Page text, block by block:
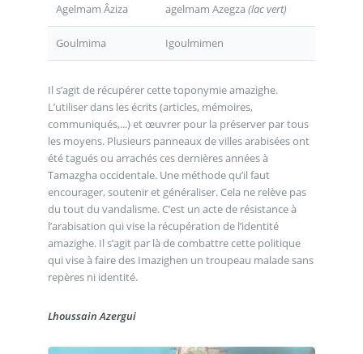
Agelmam Âziza agelmam Azegza (lac vert)
Goulmima Igoulmimen
Il s’agit de récupérer cette toponymie amazighe.
L’utiliser dans les écrits (articles, mémoires,
communiqués,...) et œuvrer pour la préserver par tous
les moyens. Plusieurs panneaux de villes arabisées ont
été tagués ou arrachés ces dernières années à
Tamazgha occidentale. Une méthode qu’il faut
encourager, soutenir et généraliser. Cela ne relève pas
du tout du vandalisme. C’est un acte de résistance à
l’arabisation qui vise la récupération de l’identité
amazighe. Il s’agit par là de combattre cette politique
qui vise à faire des Imazighen un troupeau malade sans
repères ni identité.
Lhoussain Azergui